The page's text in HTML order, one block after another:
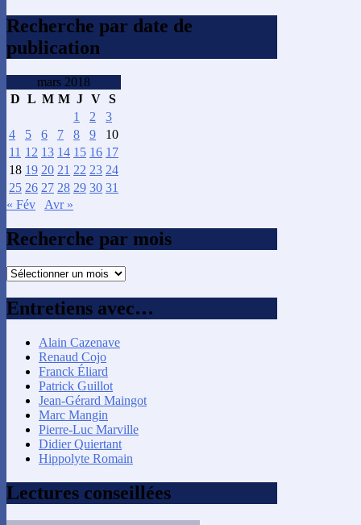
Recherche par date de
publication
mars 2018
D L M M J V S
1
2
3
4
5 6 7 8 9
10
11 12 13 14 15 16 17
18 19 20 21 22 23 24
25 26 27 28 29 30 31
« Fév
Avr »
Recherche par mois
Recherche
mois
Entretiens avec…
Alain Cazenave
Renaud Cojo
Franck Éliard
Patrick Guillot
Jean-Gérard Maingot
Marc Mangin
Pierre-Luc Marville
Didier Quiertant
Hippolyte Romain
Lectures conseillées